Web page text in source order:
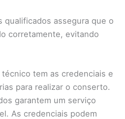
qualificados assegura que o
corretamente, evitando
tem as credenciais e
para realizar o conserto.
garantem um serviço
As credenciais podem